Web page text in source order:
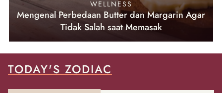
WELLNESS
Mengenal Perbedaan Butter dan Margarin Agar
Tidak Salah saat Memasak
TODAY'S ZODIAC